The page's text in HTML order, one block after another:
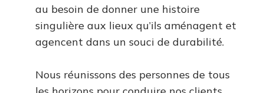
au besoin de donner une histoire
singulière aux lieux qu’ils aménagent et
agencent dans un souci de durabilité.
Nous réunissons des personnes de tous